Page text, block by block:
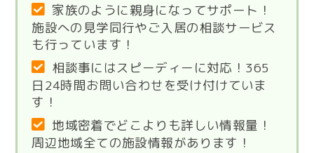
家族のように親身になってサポート！
施設への見学同行やご入居の相談サービス
も行っています！
相談事にはスピーディーに対応！365
日24時間お問い合わせを受け付けていま
す！
地域密着でどこよりも詳しい情報量！
周辺地域全ての施設情報があります！